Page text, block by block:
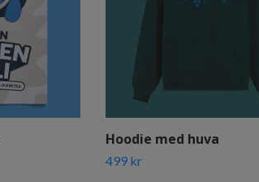
Hoodie med huva
499 kr